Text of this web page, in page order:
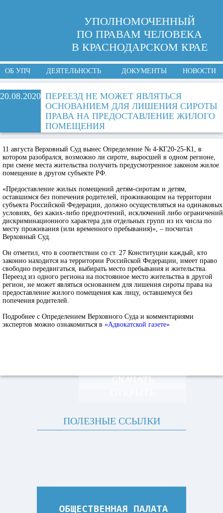
УПОЛНОМОЧЕННЫЙ
ПО ПРАВАМ ЧЕЛОВЕКА
В КРАСНОДАРСКОМ КРАЕ
ОБ УПЧ ДЕЯТЕЛЬНОСТЬ ДОКУМЕНТЫ НОВОСТИ
20.08.2020 ПЕРЕЕЗД НЕ МОЖЕТ ЯВЛЯТЬСЯ
ОСНОВАНИЕМ ДЛЯ ЛИШЕНИЯ СИРОТЫ
ПРАВА НА ПРЕДОСТАВЛЕНИЕ ЖИЛОГО
ПОМЕЩЕНИЯ
11 августа Верховный Суд вынес Определение № 4-КГ20-25-К1, в
котором разобрался, возможно ли сироте, выросшей в одном регионе,
при смене места жительства получить предусмотренное законом жилое
помещение в другом субъекте РФ.
«Предоставление жилых помещений детям-сиротам и детям,
оставшимся без попечения родителей, проживающим на территории
субъекта Российской Федерации, должно осуществляться на одинаковых
условиях, без каких-либо предпочтений, исключений либо ограничений
дискриминационного характера для отдельных групп из их числа по
месту проживания (или временного пребывания)», – посчитал
Верховный Суд.
Он отметил, что в соответствии со ст. 27 Конституции каждый, кто
законно находится на территории Российской Федерации, имеет право
свободно передвигаться, выбирать место пребывания и жительства.
Переезд из одного региона на постоянное место жительства в другой
регион, не может являться основанием для лишения сироты права на
предоставление жилого помещения как лицу, оставшемуся без
попечения родителей.
Подробнее с Определением Верховного Суда и комментариями
экспертов можно ознакомиться в «Адвокатской газете»
СКАЧАТЬ
ПОЛЕЗНЫЕ ССЫЛКИ